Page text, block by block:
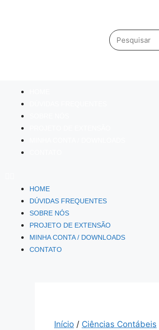
HOME
DÚVIDAS FREQUENTES
SOBRE NÓS
PROJETO DE EXTENSÃO
MINHA CONTA / DOWNLOADS
CONTATO
Início / Ciências Contábeis